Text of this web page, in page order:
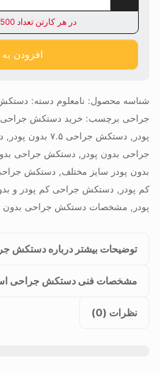
در هر کارتن تعداد 500 محصول موجود است
افزودن
شناسه محصول: نامعلوم دسته:
جراحی برچسب: خرید دستکش جراحی
پودر , دستکش جراحی ۷.۵ بدون پودر ,
جراحی بدون پودر , دستکش جراحی
بدون پودر سایز مختلف, دستکش
کم پودر , دستکش جراحی کم پودر و
پودر , مشخصات دستکش جراحی بدون
توضیحات بیشتر درباره دستکش
مشخصات فنی دستکش جراحی
نظرات (0)